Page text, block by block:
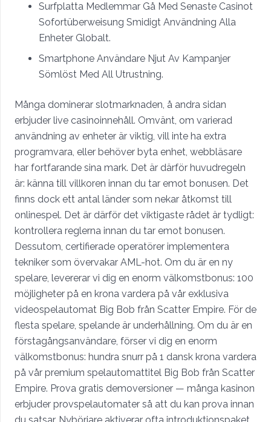
Surfplatta Medlemmar Gå Med Senaste Casinot
Sofortüberweisung Smidigt Användning Alla
Enheter Globalt.
Smartphone Användare Njut Av Kampanjer
Sömlöst Med All Utrustning.
Många dominerar slotmarknaden, å andra sidan
erbjuder live casinoinnehåll. Omvänt, om varierad
användning av enheter är viktig, vill inte ha extra
programvara, eller behöver byta enhet, webbläsare
har fortfarande sina mark. Det är därför huvudregeln
är: känna till villkoren innan du tar emot bonusen. Det
finns dock ett antal länder som nekar åtkomst till
onlinespel. Det är därför det viktigaste rådet är tydligt: ​​
kontrollera reglerna innan du tar emot bonusen.
Dessutom, certifierade operatörer implementera
tekniker som övervakar AML-hot. Om du är en ny
spelare, levererar vi dig en enorm välkomstbonus: 100
möjligheter på en krona vardera på vår exklusiva
videospelautomat Big Bob från Scatter Empire. För de
flesta spelare, spelande är underhållning. Om du är en
förstagångsanvändare, förser vi dig en enorm
välkomstbonus: hundra snurr på 1 dansk krona vardera
på vår premium spelautomattitel Big Bob från Scatter
Empire. Prova gratis demoversioner — många kasinon
erbjuder provspelautomater så att du kan prova innan